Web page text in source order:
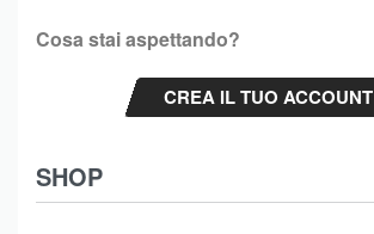
SHOP
Cosa stai aspettando?
CREA IL TUO ACCOUNT